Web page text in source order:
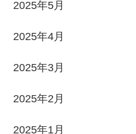
2025年5月
2025年4月
2025年3月
2025年2月
2025年1月